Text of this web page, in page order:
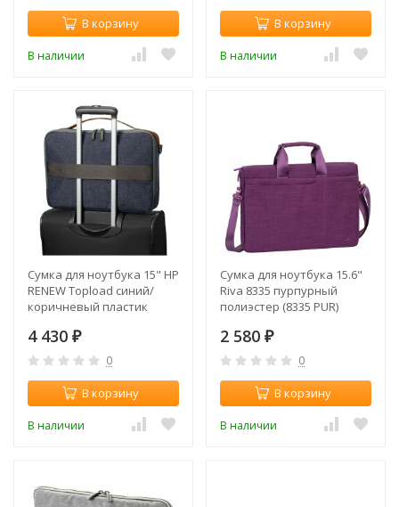
В корзину
В наличии
В корзину
В наличии
Сумка для ноутбука 15" HP
RENEW Topload синий/
коричневый пластик
4 430 ₽
0
В корзину
В наличии
Сумка для ноутбука 15.6"
Riva 8335 пурпурный
полиэстер (8335 PUR)
2 580 ₽
0
В корзину
В наличии